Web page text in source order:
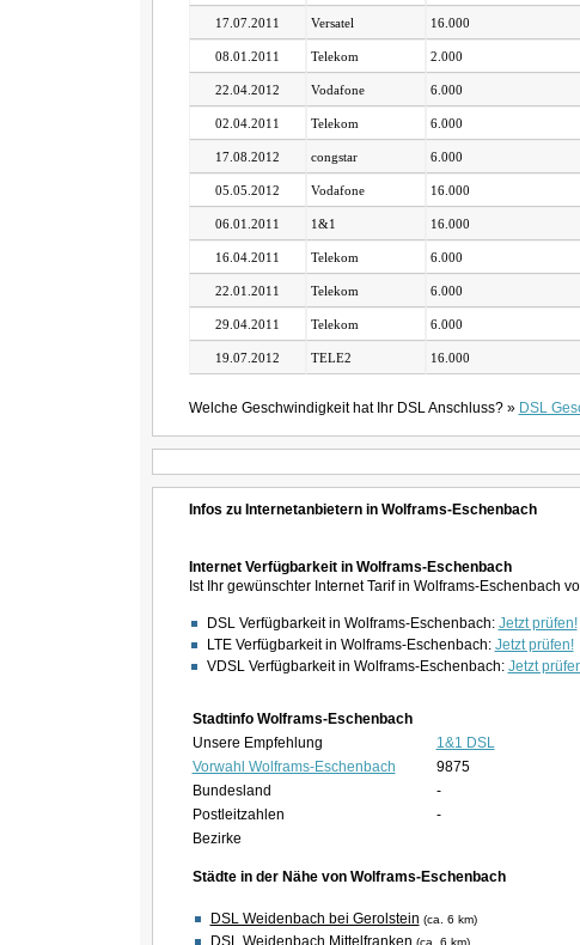
17.07.2011 Versatel 16.000
08.01.2011 Telekom 2.000
22.04.2012 Vodafone 6.000
02.04.2011 Telekom 6.000
17.08.2012 congstar 6.000
05.05.2012 Vodafone 16.000
06.01.2011 1&1 16.000
16.04.2011 Telekom 6.000
22.01.2011 Telekom 6.000
29.04.2011 Telekom 6.000
19.07.2012 TELE2 16.000
Welche Geschwindigkeit hat Ihr DSL Anschluss? » DSL
Infos zu Internetanbietern in Wolframs-Eschenbach
Internet Verfügbarkeit in Wolframs-Eschenbach
Ist Ihr gewünschter Internet Tarif in Wolframs-Eschenbach
DSL Verfügbarkeit in Wolframs-Eschenbach: Jetzt prüfen!
LTE Verfügbarkeit in Wolframs-Eschenbach: Jetzt prüfen!
VDSL Verfügbarkeit in Wolframs-Eschenbach: Jetzt
Stadtinfo Wolframs-Eschenbach
Unsere Empfehlung
1&1 DSL
Vorwahl Wolframs-Eschenbach
9875
Bundesland
-
Postleitzahlen
-
Bezirke
Städte in der Nähe von Wolframs-Eschenbach
DSL Weidenbach bei Gerolstein (ca. 6 km)
DSL Weidenbach Mittelfranken (ca. 6 km)